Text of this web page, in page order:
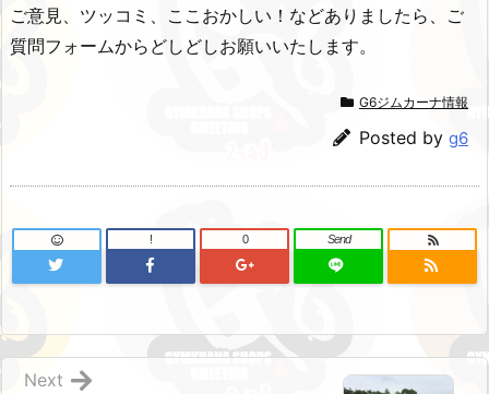
ご意見、ツッコミ、ここおかしい！などありましたら、ご
質問フォームからどしどしお願いいたします。
G6ジムカーナ情報
Posted by g6
! 0 Send
Next